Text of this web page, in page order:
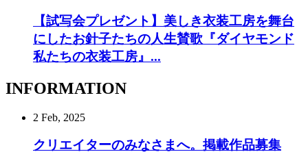
【試写会プレゼント】美しき衣装工房を舞台
にしたお針子たちの人生賛歌『ダイヤモンド
私たちの衣装工房』...
INFORMATION
2 Feb, 2025
クリエイターのみなさまへ。掲載作品募集